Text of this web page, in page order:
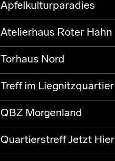
Apfelkulturparadies
Atelierhaus Roter Hahn
Torhaus Nord
Treff im Liegnitzquartier
QBZ Morgenland
Quartierstreff Jetzt Hier